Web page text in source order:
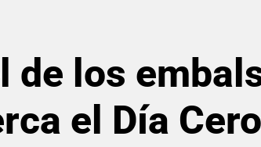
los
el Día